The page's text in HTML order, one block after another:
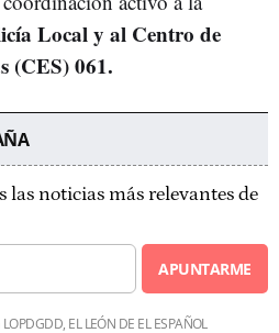
Local y al Centro de
(CES) 061.
las noticias más relevantes de
APUNTARME
EL LEÓN DE EL ESPAÑOL